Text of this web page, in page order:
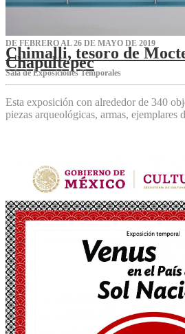
DE FEBRERO AL 26 DE MAYO DE 2019
Chimalli, tesoro de
Chapultepec
Sala de Exposiciones Temporales
Esta exposición con alrededor de 340
piezas arqueológicas, armas, ejemplares